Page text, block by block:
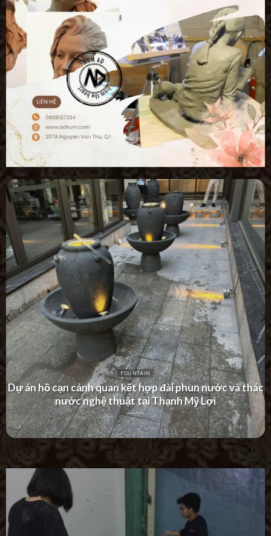
FOUNTAIN
Dự án hồ cạn cảnh quan kết hợp đài phun nước và thác
nước nghệ thuật tại Thạnh Mỹ Lợi